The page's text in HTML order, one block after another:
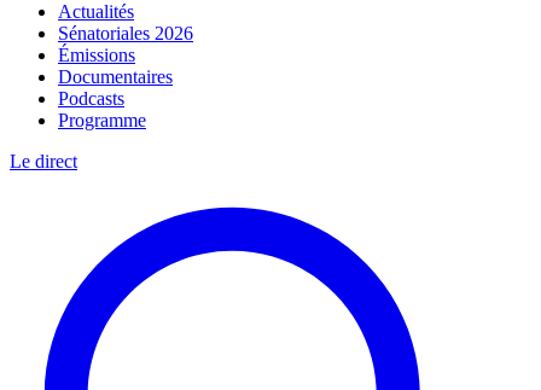
Actualités
Sénatoriales 2026
Émissions
Documentaires
Podcasts
Programme
Le direct